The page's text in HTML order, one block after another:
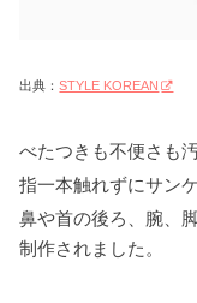
出典：STYLE KOREAN
べたつきも不便さも
指一本触れずにサン
鼻や首の後ろ、腕、
制作されました。